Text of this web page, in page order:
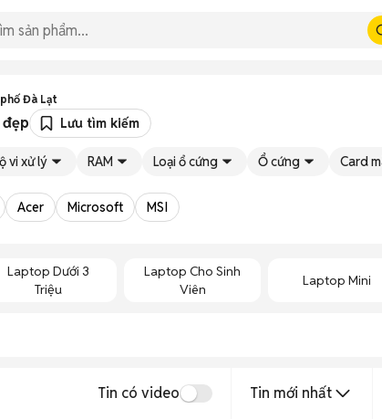
Đà Lạt
Lưu tìm kiếm
vi xử lý RAM Loại ổ cứng Ổ cứng Card
Acer Microsoft MSI
Laptop Dưới 3
Triệu
Laptop Cho Sinh
Viên
Laptop Mini
Tin có video Tin mới nhất